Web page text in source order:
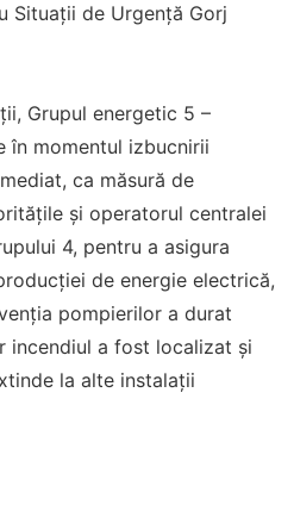
Situații de Urgență Gorj
Grupul energetic 5 –
în momentul izbucnirii
ca măsură de
și operatorul centralei
4, pentru a asigura
de energie electrică,
pompierilor a durat
incendiul a fost localizat și
la alte instalații